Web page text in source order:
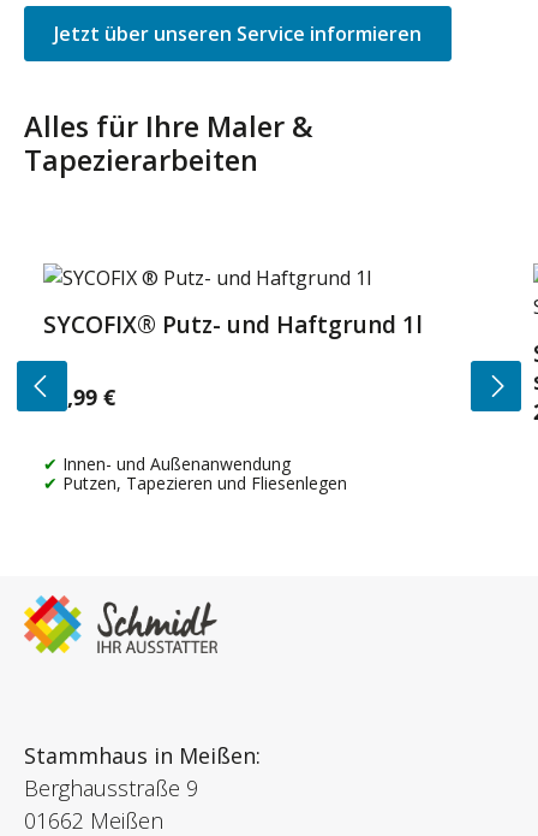
Jetzt über unseren Service informieren
Alles für Ihre Maler &
Tapezierarbeiten
Produktgalerie überspringen
SYCOFIX® Putz- und Haftgrund 1l
Regulärer Preis:
14,99 €
Innen- und Außenanwendung
Putzen, Tapezieren und Fliesenlegen
Stammhaus in Meißen:
Berghausstraße 9
01662 Meißen